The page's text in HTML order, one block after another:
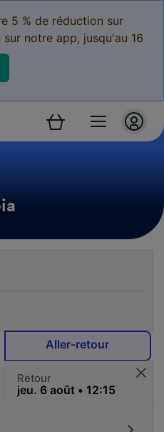
5 % de réduction sur
notre app, jusqu'au 16
Aller-retour
Retour